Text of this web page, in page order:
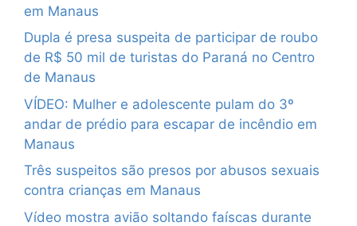
em Manaus
Dupla é presa suspeita de participar de roubo
de R$ 50 mil de turistas do Paraná no Centro
de Manaus
VÍDEO: Mulher e adolescente pulam do 3º
andar de prédio para escapar de incêndio em
Manaus
Três suspeitos são presos por abusos sexuais
contra crianças em Manaus
Vídeo mostra avião soltando faíscas durante